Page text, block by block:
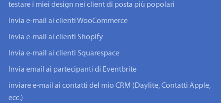
testare i miei design nei client di posta più popolari
Invia e-mail ai clienti WooCommerce
Invia e-mail ai clienti Shopify
Invia e-mail ai clienti Squarespace
Invia email ai partecipanti di Eventbrite
inviare e-mail ai contatti del mio CRM (Daylite, Contatti Apple,
ecc.)